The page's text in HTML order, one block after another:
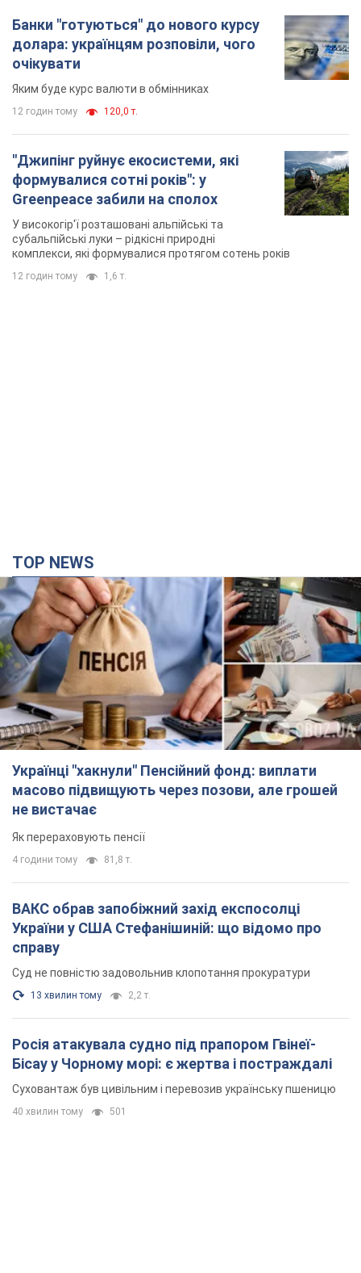
Банки "готуються" до нового курсу
долара: українцям розповіли, чого
очікувати
Яким буде курс валюти в обмінниках
12 годин тому 120,0 т.
"Джипінг руйнує екосистеми, які
формувалися сотні років": у
Greenpeace забили на сполох
У високогір'ї розташовані альпійські та
субальпійські луки – рідкісні природні
комплекси, які формувалися протягом сотень років
12 годин тому 1,6 т.
TOP NEWS
Українці "хакнули" Пенсійний фонд: виплати
масово підвищують через позови, але грошей
не вистачає
Як перераховують пенсії
4 години тому 81,8 т.
ВАКС обрав запобіжний захід експосолці
України у США Стефанішиній: що відомо про
справу
Суд не повністю задовольнив клопотання прокуратури
13 хвилин тому 2,2 т.
Росія атакувала судно під прапором Гвінеї-
Бісау у Чорному морі: є жертва і постраждалі
Суховантаж був цивільним і перевозив українську пшеницю
40 хвилин тому 501